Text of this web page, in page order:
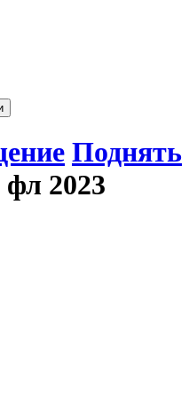
Поднять
фл 2023